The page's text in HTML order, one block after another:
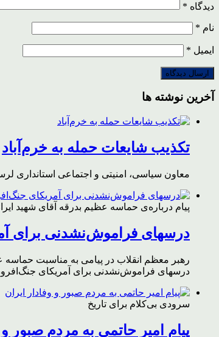
دیدگاه *
نام *
ایمیل *
آخرین نوشته ها
تکذیب شایعات حمله به خرم‌آباد
معاون سیاسی، امنیتی و اجتماعی استانداری
پیام درباره‌ی حماسه عظیم بدرقه آقای شهید
درسهای فراموش‌نشدنی برای
رهبر معظم انقلاب در پیامی به مناسبت حماسه
درسهای فراموش‌نشدنی برای آمریکای
سرودی بی‌کلام برای تاریخ
پیام امیر حاتمی به مردم صبور و